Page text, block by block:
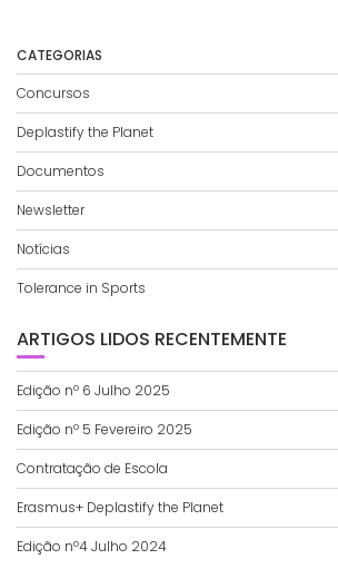
CATEGORIAS
Concursos
Deplastify the Planet
Documentos
Newsletter
Notícias
Tolerance in Sports
ARTIGOS LIDOS RECENTEMENTE
Edição nº 6 Julho 2025
Edição nº 5 Fevereiro 2025
Contratação de Escola
Erasmus+ Deplastify the Planet
Edição nº4 Julho 2024